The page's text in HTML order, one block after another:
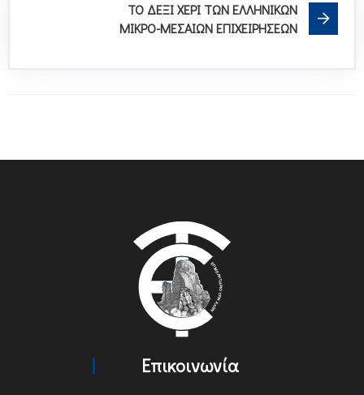
ΤΟ ΔΕΞΙ ΧΕΡΙ ΤΩΝ ΕΛΛΗΝΙΚΩΝ
ΜΙΚΡΟ-ΜΕΣΑΙΩΝ ΕΠΙΧΕΙΡΗΣΕΩΝ
Επικοινωνία